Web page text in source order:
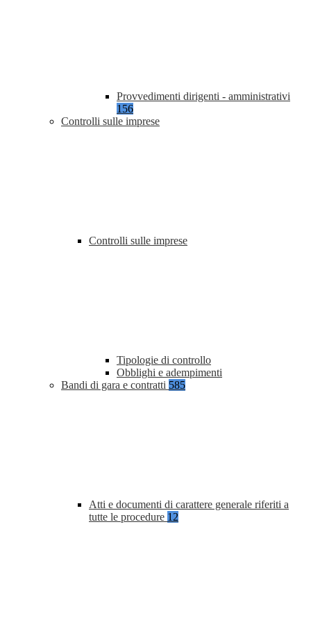
Provvedimenti dirigenti - amministrativi
156
Controlli sulle imprese
Controlli sulle imprese
Tipologie di controllo
Obblighi e adempimenti
Bandi di gara e contratti 585
Atti e documenti di carattere generale riferiti a
tutte le procedure 12